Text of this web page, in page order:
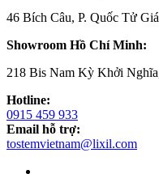
46 Bích Câu, P. Quốc Tử
Showroom Hồ Chí Minh:
218 Bis Nam Kỳ Khởi
Hotline:
0915 459 933
Email hỗ trợ:
tostemvietnam@lixil.com